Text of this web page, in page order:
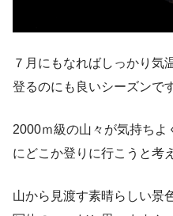
７月にもなればしっかり気
登るのにも良いシーズンです
2000ｍ級の山々が気持ちよ
にどこか登りに行こうと考
山から見渡す素晴らしい景